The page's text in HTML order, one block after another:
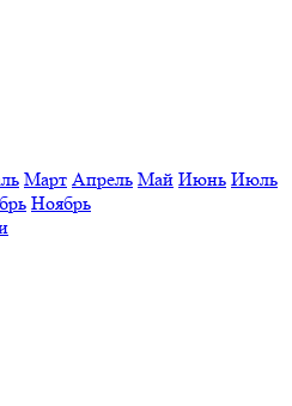
Март Апрель Май Июнь Июль
Ноябрь